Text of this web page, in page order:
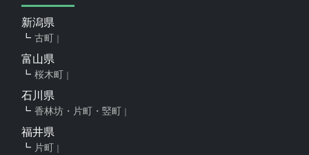
新潟県
古町
富山県
桜木町
石川県
香林坊・片町・竪町
福井県
片町